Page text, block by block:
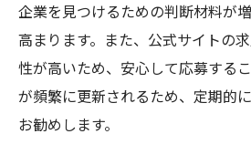
企業を見つけるための判断材料が
高まります。また、公式サイトの
性が高いため、安心して応募する
が頻繁に更新されるため、定期的
お勧めします。